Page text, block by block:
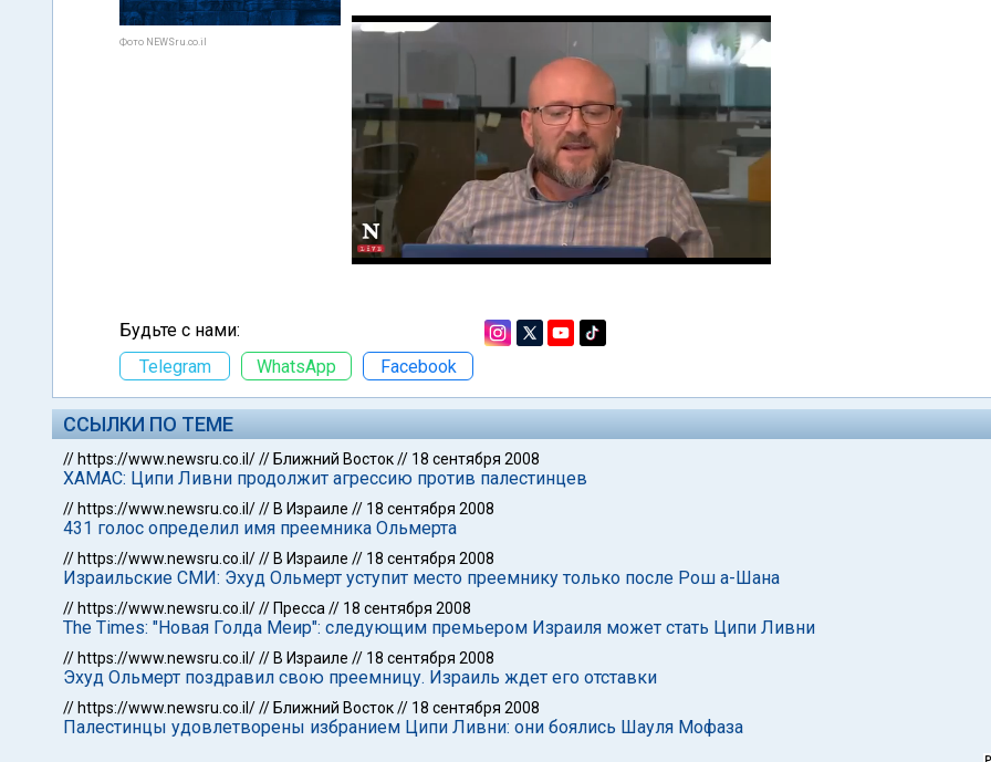
Фото NEWSru.co.il
Будьте с нами:
Telegram
WhatsApp Facebook
ССЫЛКИ ПО ТЕМЕ
// https://www.newsru.co.il/// Ближний Восток// 18 сентября 2008
ХАМАС: Ципи Ливни продолжит агрессию против палестинцев
// https://www.newsru.co.il/// В Израиле // 18 сентября 2008
431 голос определил имя преемника Ольмерта
// https://www.newsru.co.il/// В Израиле // 18 сентября 2008
Израильские СМИ: Эхуд Ольмерт уступит место преемнику только после Рош а-Шана
// https://www.newsru.co.il/// Пресса // 18 сентября 2008
The Times: "Новая Голда Меир": следующим премьером Израиля может стать Ципи Ливни
// https://www.newsru.co.il/// В Израиле // 18 сентября 2008
Эхуд Ольмерт поздравил свою преемницу. Израиль ждет его отставки
// https://www.newsru.co.il/// Ближний Восток// 18 сентября 2008
Палестинцы удовлетворены избранием Ципи Ливни: они боялись Шауля Мофаза